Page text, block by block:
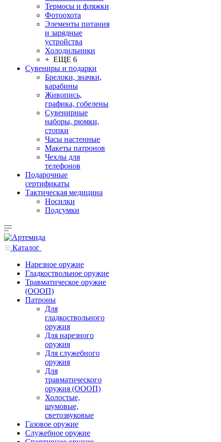
Термосы и фляжки
Фотоохота
Элементы питания
и зарядные
устройства
Холодильники
+ ЕЩЕ 6
Сувениры и подарки
Брелоки, значки,
карабины
Живопись,
графика, гобелены
Сувенирные
наборы, рюмки,
стопки
Часы настенные
Макеты патронов
Чехлы для
телефонов
Подарочные
сертификаты
Тактическая медицина
Носилки
Подсумки
Каталог
Нарезное оружие
Гладкоствольное оружие
Травматическое оружие
(ОООП)
Патроны
Для
гладкоствольного
оружия
Для нарезного
оружия
Для служебного
оружия
Для
травматического
оружия (ОООП)
Холостые,
шумовые,
светозвуковые
Газовое оружие
Служебное оружие